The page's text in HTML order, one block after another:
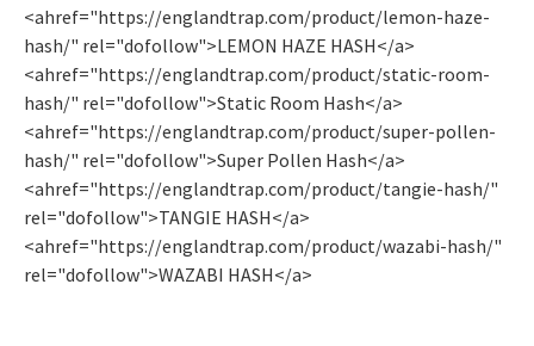
<ahref="https://englandtrap.com/product/lemon-haze-
hash/" rel="dofollow">LEMON HAZE HASH</a>
<ahref="https://englandtrap.com/product/static-room-
hash/" rel="dofollow">Static Room Hash</a>
<ahref="https://englandtrap.com/product/super-pollen-
hash/" rel="dofollow">Super Pollen Hash</a>
<ahref="https://englandtrap.com/product/tangie-hash/"
rel="dofollow">TANGIE HASH</a>
<ahref="https://englandtrap.com/product/wazabi-hash/"
rel="dofollow">WAZABI HASH</a>